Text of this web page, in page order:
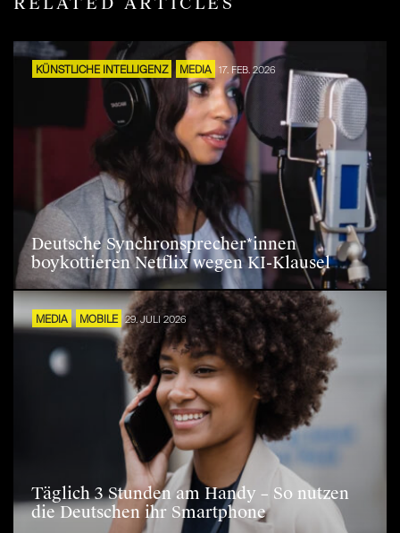
KÜNSTLICHE INTELLIGENZ MEDIA 17. FEB. 2026
Deutsche Synchronsprecher*innen
boykottieren Netflix wegen KI-Klausel
MEDIA MOBILE 29. JULI 2026
Täglich 3 Stunden am Handy – So nutzen
die Deutschen ihr Smartphone